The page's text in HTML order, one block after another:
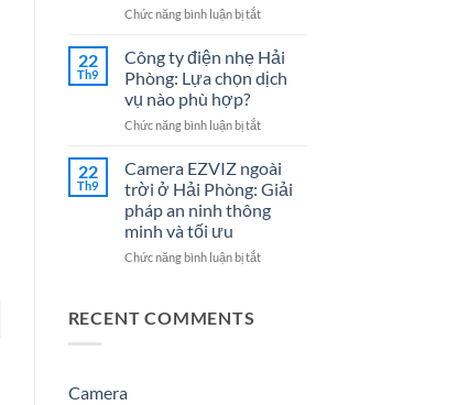
Năm
2026
7
Vụ
Hệ
Thống
Nhẹ
Tín
Cho
Doanh
Nghiệp
Gia
Chức năng bình luận bị tắtở
lý
Camera
tại
Phòng
Giải
Pháp
An
Ninh
Quả
22
Th9
Công ty điện nhẹ Hải
Phòng: Lựa chọn dịch
vụ nào phù hợp?
Chức năng bình luận bị tắtở
điện
nhẹ
Hải
Lựa
22
Th9
Camera EZVIZ ngoài
trời ở Hải Phòng: Giải
pháp an ninh thông
minh và tối ưu
Chức năng bình luận bị tắtở
RECENT COMMENTS
Camera